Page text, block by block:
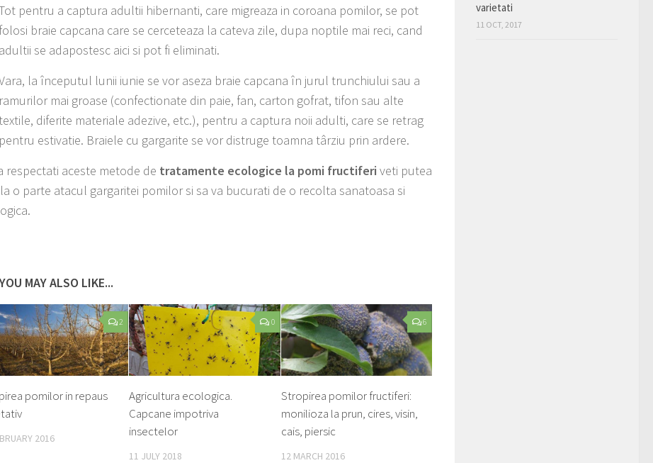
pentru a captura adultii hibernanti, care migreaza in coroana pomilor, se pot
folosi braie capcana care se cerceteaza la cateva zile, dupa noptile mai reci, cand
adultii se adapostesc aici si pot fi eliminati.
la începutul lunii iunie se vor aseza braie capcana în jurul trunchiului sau a
ramurilor mai groase (confectionate din paie, fan, carton gofrat, tifon sau alte
diferite materiale adezive, etc.), pentru a captura noii adulti, care se retrag
pentru estivatie. Braiele cu gargarite se vor distruge toamna târziu prin ardere.
respectati aceste metode de tratamente ecologice la pomi fructiferi veti putea
o parte atacul gargaritei pomilor si sa va bucurati de o recolta sanatoasa si
MAY ALSO LIKE...
2
pomilor in repaus
2016
0
Agricultura ecologica.
Capcane impotriva
insectelor
11 JULY 2018
6
Stropirea pomilor fructiferi:
monilioza la prun, cires, visin,
cais, piersic
12 MARCH 2016
varietati
11 OCT, 2017